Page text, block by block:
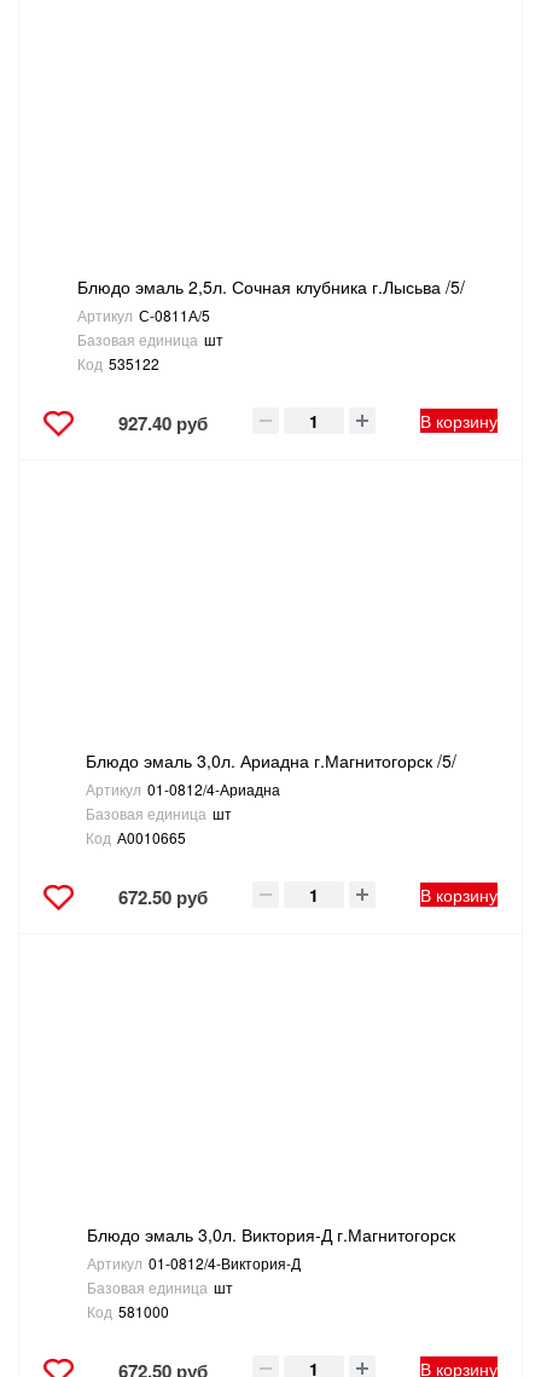
Блюдо эмаль 2,5л. Сочная клубника г.Лысьва /5/
Артикул С-0811А/5
Базовая единица шт
Код 535122
927.40 руб В корзину
Блюдо эмаль 3,0л. Ариадна г.Магнитогорск /5/
Артикул 01-0812/4-Ариадна
Базовая единица шт
Код А0010665
672.50 руб В корзину
Блюдо эмаль 3,0л. Виктория-Д г.Магнитогорск
Артикул 01-0812/4-Виктория-Д
Базовая единица шт
Код 581000
672.50 руб В корзину